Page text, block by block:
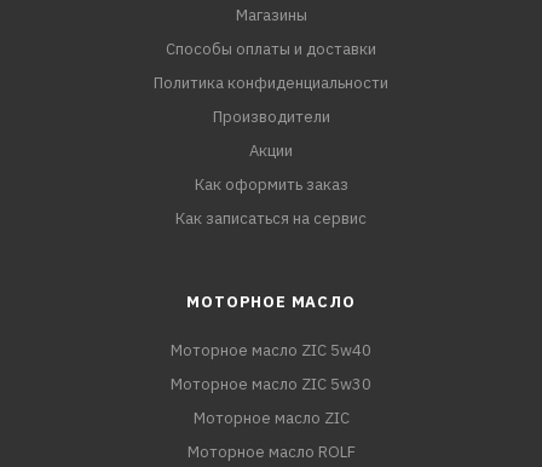
Магазины
Способы оплаты и доставки
Политика конфиденциальности
Производители
Акции
Как оформить заказ
Как записаться на сервис
МОТОРНОЕ МАСЛО
Моторное масло ZIC 5w40
Моторное масло ZIC 5w30
Моторное масло ZIC
Моторное масло ROLF